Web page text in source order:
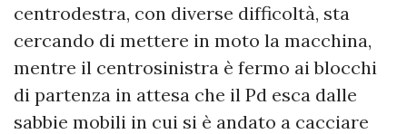
centrodestra, con diverse difficoltà, sta
cercando di mettere in moto la macchina,
mentre il centrosinistra è fermo ai blocchi
di partenza in attesa che il Pd esca dalle
sabbie mobili in cui si è andato a cacciare